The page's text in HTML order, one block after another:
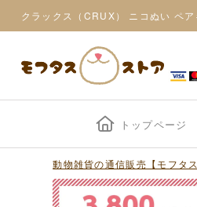
クラックス（CRUX） ニコぬい ペ
トップページ
動物雑貨の通信販売【モフタ